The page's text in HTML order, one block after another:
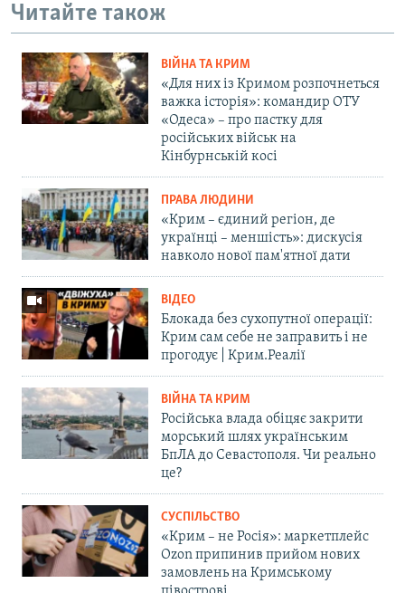
Читайте також
ВІЙНА ТА КРИМ
«Для них із Кримом розпочнеться
важка історія»: командир ОТУ
«Одеса» – про пастку для
російських військ на
Кінбурнській косі
ПРАВА ЛЮДИНИ
«Крим – єдиний регіон, де
українці – меншість»: дискусія
навколо нової пам'ятної дати
ВІДЕО
Блокада без сухопутної операції:
Крим сам себе не заправить і не
прогодує | Крим.Реалії
ВІЙНА ТА КРИМ
Російська влада обіцяє закрити
морський шлях українським
БпЛА до Севастополя. Чи реально
це?
СУСПІЛЬСТВО
«Крим – не Росія»: маркетплейс
Ozon припинив прийом нових
замовлень на Кримському